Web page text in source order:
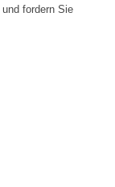
und fordern Sie